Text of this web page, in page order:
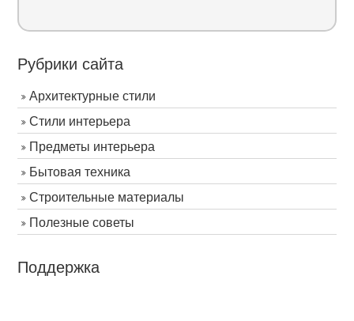
Рубрики сайта
Архитектурные стили
Стили интерьера
Предметы интерьера
Бытовая техника
Строительные материалы
Полезные советы
Поддержка